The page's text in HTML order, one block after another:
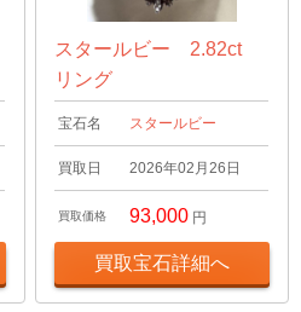
スタールビー 2.82ct
リング
宝石名 スタールビー
買取日 2026年02月26日
買取価格 93,000 円
買取宝石詳細へ